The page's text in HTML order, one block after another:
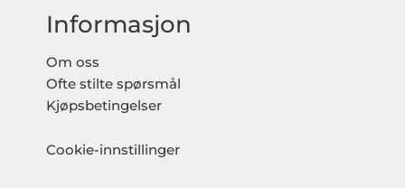
Informasjon
Om oss
Ofte stilte spørsmål
Kjøpsbetingelser
Cookie-innstillinger